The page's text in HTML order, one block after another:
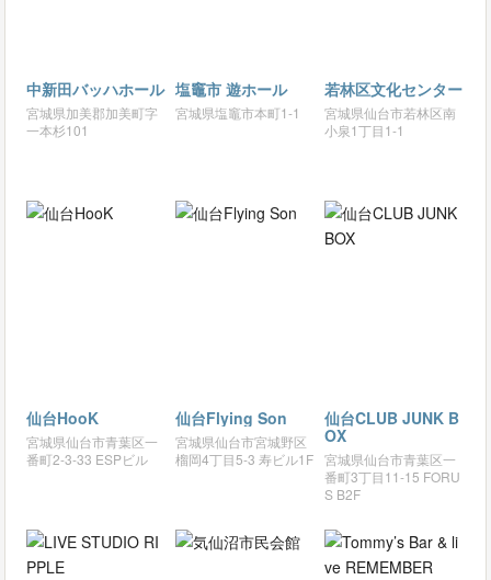
中新田バッハホール
宮城県加美郡加美町字
一本杉101
塩竈市 遊ホール
宮城県塩竈市本町1-1
若林区文化センター
宮城県仙台市若林区南
小泉1丁目1-1
仙台HooK
宮城県仙台市青葉区一
番町2-3-33 ESPビル
仙台Flying Son
宮城県仙台市宮城野区
榴岡4丁目5-3 寿ビル1F
仙台CLUB JUNK B
OX
宮城県仙台市青葉区一
番町3丁目11-15 FORU
S B2F